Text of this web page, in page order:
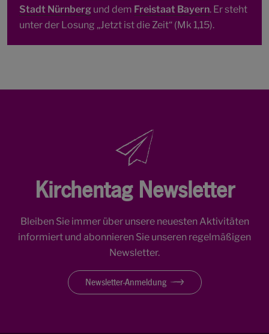
Stadt Nürnberg und dem Freistaat Bayern. Er steht
unter der Losung „Jetzt ist die Zeit“ (Mk 1,15).
Kirchentag Newsletter
Bleiben Sie immer über unsere neuesten Aktivitäten
informiert und abonnieren Sie unseren regelmäßigen
Newsletter.
Newsletter-Anmeldung